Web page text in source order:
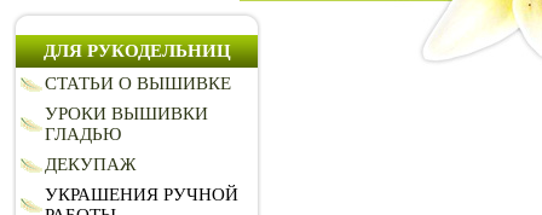
ДЛЯ РУКОДЕЛЬНИЦ
СТАТЬИ О ВЫШИВКЕ
УРОКИ ВЫШИВКИ
ГЛАДЬЮ
ДЕКУПАЖ
УКРАШЕНИЯ РУЧНОЙ